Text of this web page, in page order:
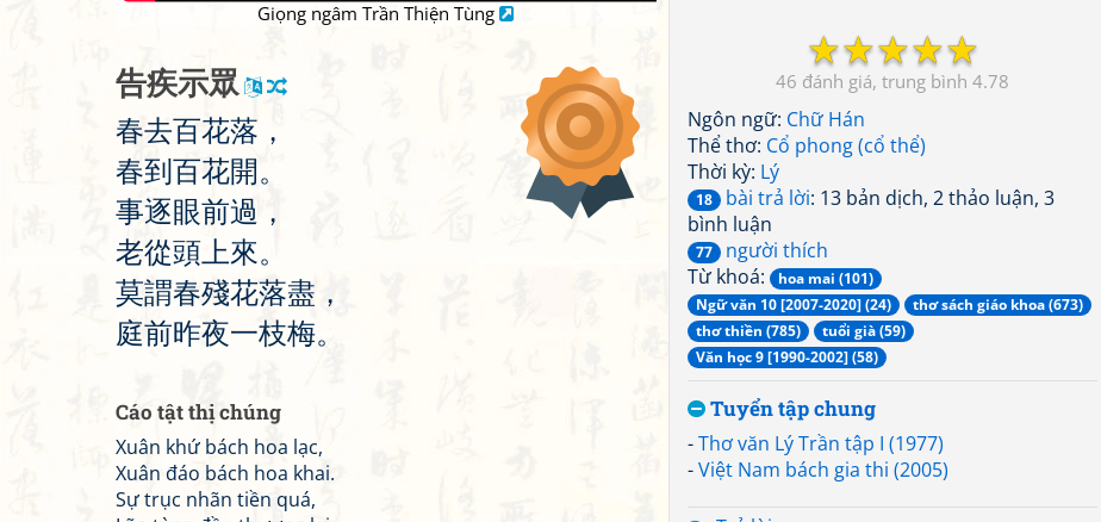
☆
☆
☆
☆
☆
46 4.78
Ngôn ngữ: Chữ Hán
Thể thơ: Cổ phong (cổ thể)
Thời kỳ: Lý
18 bài trả lời: 13 bản dịch, 2 thảo luận, 3
bình luận
77
người thích
Từ khoá:
hoa mai (101)
Ngữ văn 10 [2007-2020] (24)
thơ sách giáo khoa (673)
thơ thiền (785)
tuổi già (59)
Văn học 9 [1990-2002] (58)
Tuyển tập chung
-Thơ văn Lý Trần tập I (1977)
-Việt Nam bách gia thi (2005)
Giọng ngâm Trần Thiện Tùng
告疾示眾
春去百花落 ，
春到 百花開。
事逐眼前過 ，
老從頭 上來。
莫謂春殘花落盡 ，
庭前昨夜一枝梅。
Cáo tật thị chúng
Xuân khứ bách hoa lạc,
Xuân đáo bách hoa khai.
Sự trục nhãn tiền quá,